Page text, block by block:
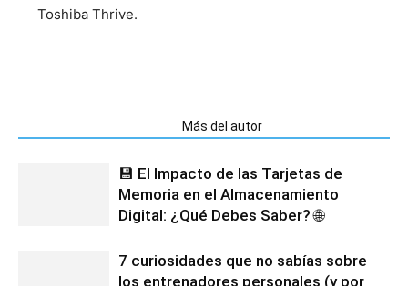
Toshiba Thrive.
Más del autor
💾 El Impacto de las Tarjetas de
Memoria en el Almacenamiento
Digital: ¿Qué Debes Saber? 🌐
7 curiosidades que no sabías sobre
los entrenadores personales (y por